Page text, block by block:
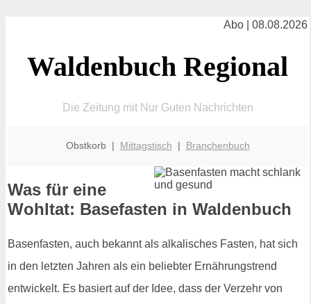
Abo | 08.08.2026
Waldenbuch Regional
Die Zeitung mit Nur Guten Nachrichten
Obstkorb | Mittagstisch | Branchenbuch
Was für eine
Wohltat: Basefasten in Waldenbuch
Basenfasten, auch bekannt als alkalisches Fasten, hat sich
in den letzten Jahren als ein beliebter Ernährungstrend
entwickelt. Es basiert auf der Idee, dass der Verzehr von